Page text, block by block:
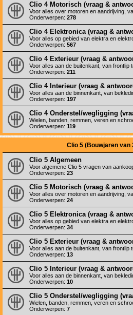
Clio 4 Motorisch (vraag &
Voor alles over motoren en aandrijving,
Onderwerpen: 278
Clio 4 Elektronica (vraag &
Voor alles op gebied van elektra en
Onderwerpen: 567
Clio 4 Exterieur (vraag &
Voor alles aan de buitenkant, van frontlip
Onderwerpen: 211
Clio 4 Interieur (vraag &
Voor alles aan de binnenkant, van
Onderwerpen: 197
Clio 4 Onderstel/wegligging
Wielen, banden, remmen, veren en
Onderwerpen: 119
Clio 5 (Bouwjaren van
Clio 5 Algemeen
Voor algemene Clio 5 vragen van
Onderwerpen: 23
Clio 5 Motorisch (vraag &
Voor alles over motoren en aandrijving,
Onderwerpen: 24
Clio 5 Elektronica (vraag &
Voor alles op gebied van elektra en
Onderwerpen: 34
Clio 5 Exterieur (vraag &
Voor alles aan de buitenkant, van frontlip
Onderwerpen: 13
Clio 5 Interieur (vraag &
Voor alles aan de binnenkant, van
Onderwerpen: 10
Clio 5 Onderstel/wegligging
Wielen, banden, remmen, veren en
Onderwerpen: 7